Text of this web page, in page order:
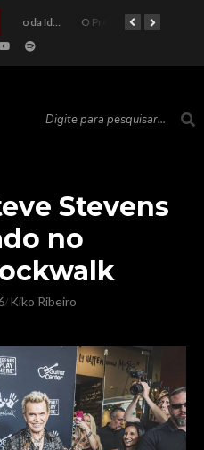
O Preço de um Escândalo: A Discrepância Entre o “Filme de Bolsonaro” e a Realidade do Cinema Mundial
Stevens
no
/ Kiko Ribeiro